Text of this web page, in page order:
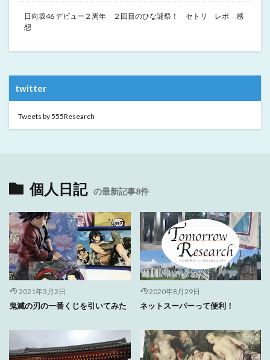
日向坂46 デビュー２周年 ２回目のひな誕祭！ セトリ レポ 感
想
twitter
Tweets by 555Research
個人日記 の最新記事8件
2021年3月2日
鬼滅の刃の一番くじを引いてみた
2020年8月29日
ネットスーパーって便利！